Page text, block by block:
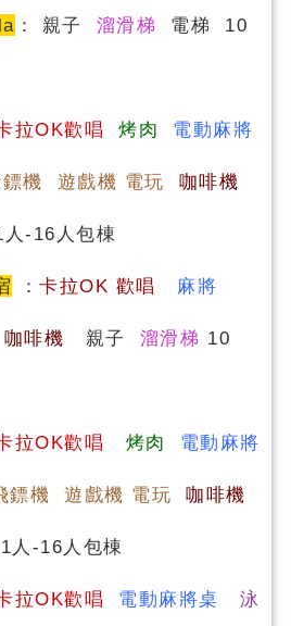
： 親子 溜滑梯 電梯 10
拉OK歡唱 烤肉 電動麻將
鏢機 遊戲機 電玩 咖啡機
-16人包棟
：卡拉OK 歡唱 麻將
咖啡機 親子 溜滑梯 10
拉OK歡唱 烤肉 電動麻將
鏢機 遊戲機 電玩 咖啡機
-16人包棟
拉OK歡唱 電動麻將桌 泳